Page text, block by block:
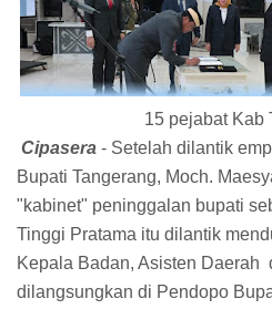
15 pejabat Kab
Cipasera - Setelah dilantik
Bupati Tangerang, Moch.
"kabinet" peninggalan bupati
Tinggi Pratama itu dilantik
Kepala Badan, Asisten Daerah
dilangsungkan di Pendopo